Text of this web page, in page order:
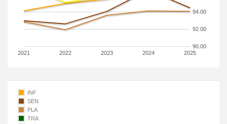
2021 2022 2023 2024 2025
90.00
92.00
94.00
INF
SEN
PLA
TRA